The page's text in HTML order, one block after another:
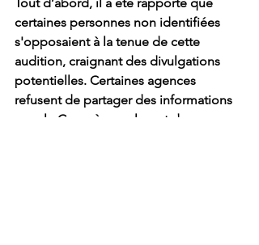
certaines personnes non identifiées
s'opposaient à la tenue de cette
audition, craignant des divulgations
potentielles. Certaines agences
refusent de partager des informations
avec le Congrès, soulevant des